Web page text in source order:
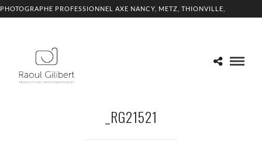
PHOTOGRAPHE PROFESSIONNEL AXE NANCY, METZ, THIONVILLE,
_RG21521